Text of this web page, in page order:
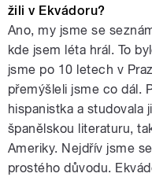
žili v Ekvádoru?
Ano, my jsme se
kde jsem léta hrál. To
jsme po 10 letech v
přemýšleli jsme co dál.
hispanistka a studovala
španělskou literaturu,
Ameriky. Nejdřív jsme
prostého důvodu.